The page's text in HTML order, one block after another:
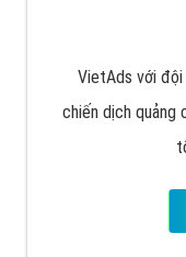
VietAds với đội
chiến dịch quảng